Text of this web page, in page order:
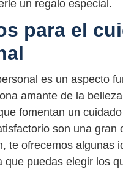
un regalo especial.
para el
es un aspecto
amante de la
fomentan un
son una gran
te ofrecemos algunas
que puedas elegir los